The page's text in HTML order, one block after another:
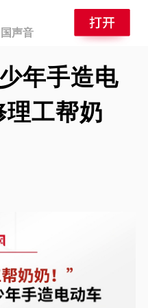
声音
年手造电
工帮奶